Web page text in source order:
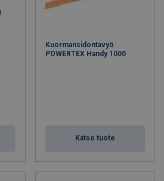
Kuormansidontavyö
POWERTEX Handy 1000
Katso tuote